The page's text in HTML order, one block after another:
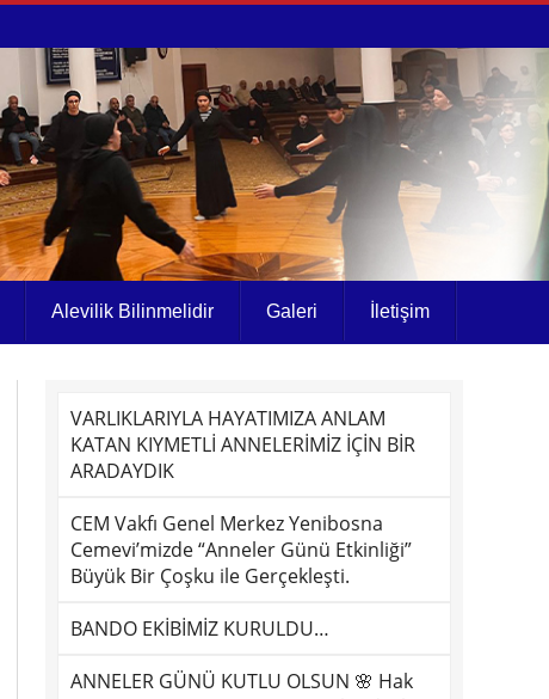
Alevilik Bilinmelidir Galeri İletişim
VARLIKLARIYLA HAYATIMIZA ANLAM
KATAN KIYMETLİ ANNELERİMİZ İÇİN BİR
ARADAYDIK
CEM Vakfı Genel Merkez Yenibosna
Cemevi’mizde “Anneler Günü Etkinliği”
Büyük Bir Çoşku ile Gerçekleşti.
BANDO EKİBİMİZ KURULDU…
ANNELER GÜNÜ KUTLU OLSUN 🌸 Hak